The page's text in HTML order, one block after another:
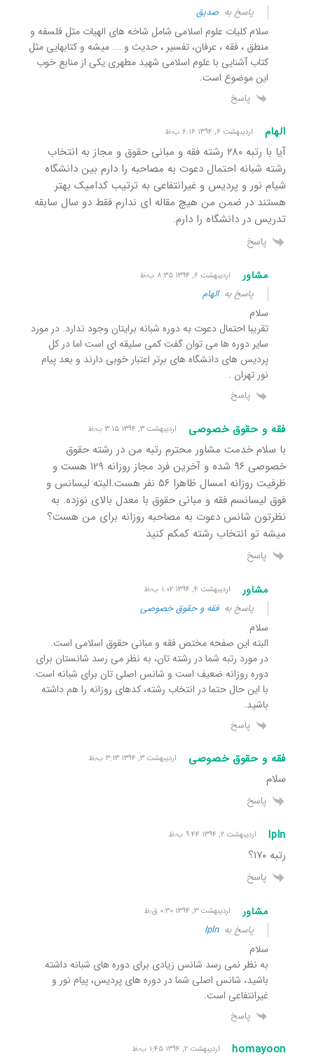
پاسخ به صدیق
سلام کلیات علوم اسلامی شامل شاخه های الهیات مثل فلسفه و
منطق ، فقه ، عرفان، تفسیر ، حدیث و …. میشه و کتابهایی مثل
کتاب آشنایی با علوم اسلامی شهید مطهری یکی از منابع خوب
این موضوع است.
پاسخ
الهام اردیبهشت ۶, ۱۳۹۴ ۶:۱۶ ب٫ظ
آیا با رتبه ۲۸۰ رشته فقه و مبانی حقوق و مجاز به انتخاب
رشته شبانه احتمال دعوت به مصاحبه را دارم بین دانشگاه
شیام نور و پردیس و غیرانتفاعی به ترتیب کدامیک بهتر
هستند در ضمن من هیچ مقاله ای ندارم فقط دو سال سابقه
تدریس در دانشگاه را دارم.
پاسخ
مشاور اردیبهشت ۶, ۱۳۹۴ ۸:۳۵ ب٫ظ
پاسخ بهالهام
سلام
تقریبا احتمال دعوت به دوره شبانه برایتان وجود ندارد. در مورد
سایر دوره ها می توان گفت کمی سلیقه ای است اما در کل
پردیس های دانشگاه های برتر اعتبار خوبی دارند و بعد پیام
نور تهران .
پاسخ
فقه و حقوق خصوصی اردیبهشت ۳, ۱۳۹۴ ۳:۱۵ ب٫ظ
با سلام خدمت مشاور محترم رتبه من در رشته حقوق
خصوصی ۹۶ شده و آخرین فرد مجاز روزانه ۱۲۹ هست و
ظرفیت روزانه امسال ظاهرا ۵۶ نفر هست.البته لیسانس و
فوق لیسانسم فقه و مبانی حقوق با معدل بالای نوزده. به
نظرتون شانس دعوت به مصاحبه روزانه برای من هست؟
میشه تو انتخاب رشته کمکم کنید
پاسخ
مشاور اردیبهشت ۴, ۱۳۹۴ ۱:۰۲ ب٫ظ
پاسخ بهفقه و حقوق خصوصی
سلام
البته این صفحه مختص فقه و مبانی حقوق اسلامی است.
در مورد رتبه شما در رشته تان، به نظر می رسد شانستان برای
دوره روزانه ضعیف است و شانس اصلی تان برای شبانه است.
با این حال حتما در انتخاب رشته، کدهای روزانه را هم داشته
باشید.
پاسخ
فقه و حقوق خصوصی اردیبهشت ۳, ۱۳۹۴ ۳:۱۳ ب٫ظ
سلام
پاسخ
lpln اردیبهشت ۲, ۱۳۹۴ ۹:۴۴ ب٫ظ
رتبه ۱۷۰؟
پاسخ
مشاور اردیبهشت ۳, ۱۳۹۴ ۰:۳۰ ق٫ظ
پاسخ بهlpln
سلام
به نظر نمی رسد شانس زیادی برای دوره های شبانه داشته
باشید، شانس اصلی شما در دوره های پردیس، پیام نور و
غیرانتفاعی است.
پاسخ
homayoon اردیبهشت ۲, ۱۳۹۴ ۱:۴۵ ب٫ظ